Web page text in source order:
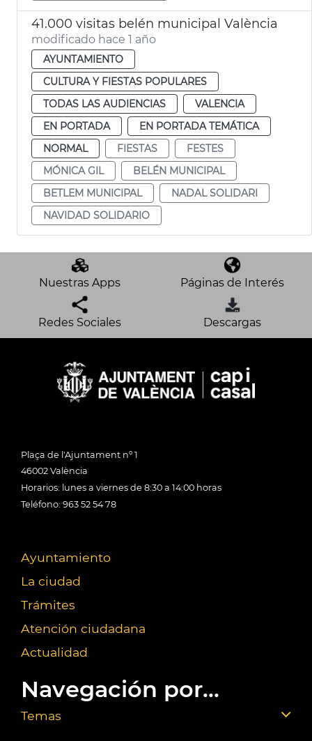
41.000 visitas belén municipal València
modificado hace 1 año
AYUNTAMIENTO
CULTURA Y FIESTAS POPULARES
TODAS LAS AUDIENCIAS
VALENCIA
EN PORTADA
EN PORTADA TEMÁTICA
NORMAL
FIESTAS
FESTES
MÓNICA GIL
BELÉN MUNICIPAL
BETLEM MUNICIPAL
NADAL SOLIDARI
NAVIDAD SOLIDARIO
Nuestras Apps Páginas de Interés
Redes Sociales Descargas
Plaça de l'Ajuntament nº 1
46002 València
Horarios: lunes a viernes de 8:30 a 14:00 horas
Teléfono: 963 52 54 78
Ayuntamiento
La ciudad
Trámites
Atención ciudadana
Actualidad
Navegación por...
Temas